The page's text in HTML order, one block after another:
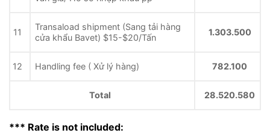
11
Transaload shipment (Sang tải hàng
cửa khẩu Bavet) $15-$20/Tấn
1.303.500
12 Handling fee ( Xử lý hàng) 782.100
Total 28.520.580
*** Rate is not included: